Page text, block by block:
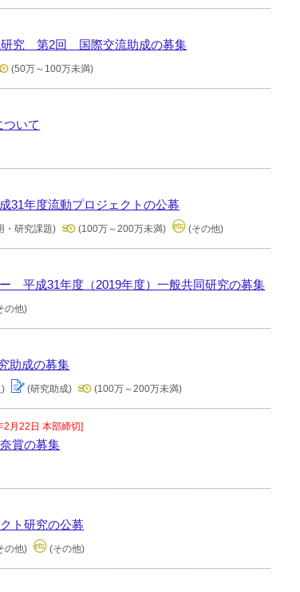
研究 第2回 国際交流助成の募集
(50万～100万未満)
ついて
31年度流動プロジェクトの公募
・研究課題) (100万～200万未満) (その他)
平成31年度（2019年度）一般共同研究の募集
の他)
助成の募集
) (研究助成) (100万～200万未満)
2月22日 本部締切]
賞の募集
ト研究の公募
の他) (その他)